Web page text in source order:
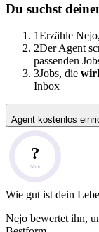
Du suchst
1Erzähle
2Der Agent
passenden
3Jobs, die
Inbox
Agent kostenlos
?
Note
Wie gut ist dein
Nejo bewertet ihn,